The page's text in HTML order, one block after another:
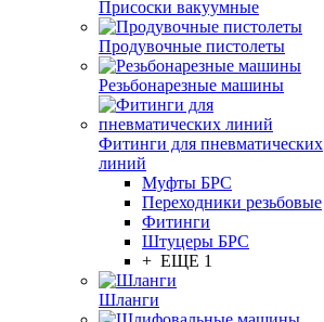
Присоски вакуумные
Продувочные пистолеты
Резьбонарезные машины
Фитинги для пневматических
линий
Муфты БРС
Переходники резьбовые
Фитинги
Штуцеры БРС
+ ЕЩЕ 1
Шланги